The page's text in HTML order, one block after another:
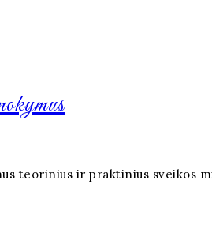
teorinius ir praktinius sveikos